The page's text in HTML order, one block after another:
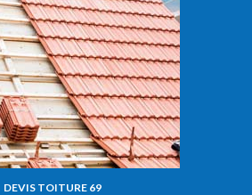
DEVIS TOITURE 69